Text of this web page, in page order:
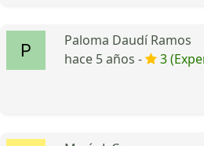
Paloma Daudí Ramos
hace 5 años -
3